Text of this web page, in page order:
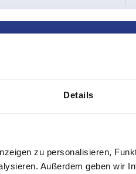
Details
zu personalisieren,
Außerdem geben wir
2
TABELLE VERGRÖSSERN